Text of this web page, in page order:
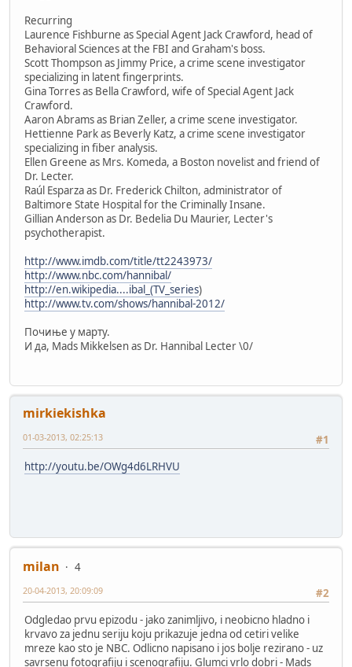
Recurring
Laurence Fishburne as Special Agent Jack Crawford, head of
Behavioral Sciences at the FBI and Graham's boss.
Scott Thompson as Jimmy Price, a crime scene investigator
specializing in latent fingerprints.
Gina Torres as Bella Crawford, wife of Special Agent Jack
Crawford.
Aaron Abrams as Brian Zeller, a crime scene investigator.
Hettienne Park as Beverly Katz, a crime scene investigator
specializing in fiber analysis.
Ellen Greene as Mrs. Komeda, a Boston novelist and friend of
Dr. Lecter.
Raúl Esparza as Dr. Frederick Chilton, administrator of
Baltimore State Hospital for the Criminally Insane.
Gillian Anderson as Dr. Bedelia Du Maurier, Lecter's
psychotherapist.
http://www.imdb.com/title/tt2243973/
http://www.nbc.com/hannibal/
http://en.wikipedia....ibal_(TV_series)
http://www.tv.com/shows/hannibal-2012/
Почиње у марту.
И да, Mads Mikkelsen as Dr. Hannibal Lecter \0/
mirkiekishka
#1
01-03-2013, 02:25:13
http://youtu.be/OWg4d6LRHVU
milan
4
#2
20-04-2013, 20:09:09
Odgledao prvu epizodu - jako zanimljivo, i neobicno hladno i
krvavo za jednu seriju koju prikazuje jedna od cetiri velike
mreze kao sto je NBC. Odlicno napisano i jos bolje rezirano - uz
savrsenu fotografiju i scenografiju. Glumci vrlo dobri - Mads